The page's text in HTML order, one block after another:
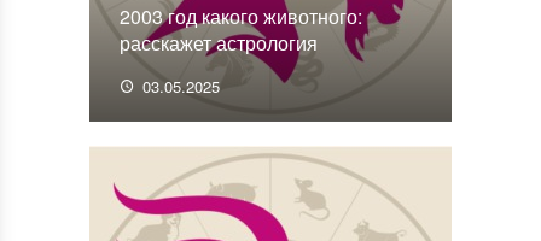
2003 год какого животного:
расскажет астрология
03.05.2025